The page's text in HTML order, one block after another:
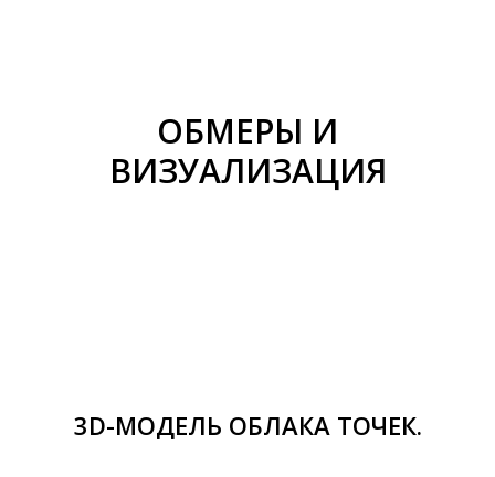
ОБМЕРЫ И
ВИЗУАЛИЗАЦИЯ
3D-МОДЕЛЬ ОБЛАКА ТОЧЕК.